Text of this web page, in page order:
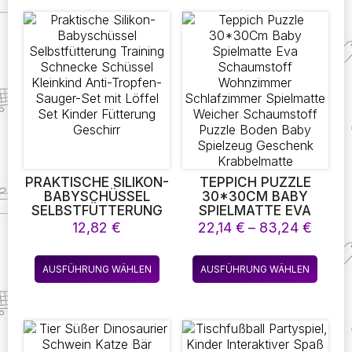
Varianten
Die
können
Produktseite
werden
JUNGEN MÄDCHEN
RUCKSÄCKE
auf
PRAKTISCHE SILIKON-
BABYSCHÜSSEL
SELBSTFÜTTERUNG
TRAINING SCHNECKE
SCHÜSSEL KLEINKIND
ANTI-TROPFEN-
SAUGER-SET MIT
LÖFFEL SET KINDER
12,82€
AUSFÜHRUNG WÄHLEN
Dieses
Produkt
Varianten
TEPPICH PUZZLE
30*30CM BABY
SPIELMATTE EVA
SCHAUMSTOFF
WOHNZIMMER
SCHLAFZIMMER
SPIELMATTE
WEICHER
SPIELZEUG
GESCHENK
22,14€ – 83,24€
22,14
bis
AUSFÜHRUNG WÄHLEN